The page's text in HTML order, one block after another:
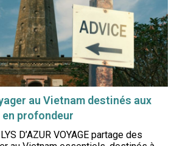
au Vietnam destinés aux
profondeur
D’AZUR VOYAGE partage des